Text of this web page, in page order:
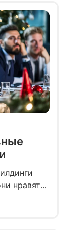
нравятся